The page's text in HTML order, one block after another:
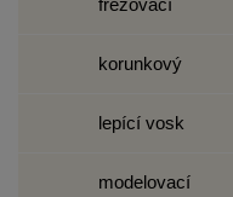
frézovací
korunkový
lepící vosk
modelovací